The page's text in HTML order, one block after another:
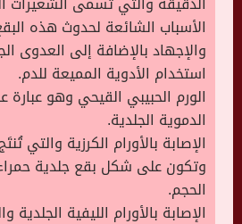
الأسباب الشائعة لحدوث هذه
والإجهاد بالإضافة إلى العدوى
استخدام الأدوية المميعة للدم.
الورم الحبيبي القيحي وهو عبارة
الدموية الجلدية.
الإصابة بالأورام الكرزية والتي
وتكون على شكل بقع جلدية
الحجم.
الإصابة بالأورام الليفية